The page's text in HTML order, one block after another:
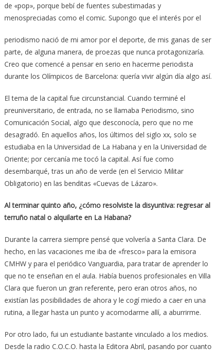
de «pop», porque bebí de fuentes subestimadas y
menospreciadas como el comic. Supongo que el interés por el
periodismo nació de mi amor por el deporte, de mis ganas de ser
parte, de alguna manera, de proezas que nunca protagonizaría.
Creo que comencé a pensar en serio en hacerme periodista
durante los Olímpicos de Barcelona: quería vivir algún día algo así.
El tema de la capital fue circunstancial. Cuando terminé el
preuniversitario, de entrada, no se llamaba Periodismo, sino
Comunicación Social, algo que desconocía, pero que no me
desagradó. En aquellos años, los últimos del siglo xx, solo se
estudiaba en la Universidad de La Habana y en la Universidad de
Oriente; por cercanía me tocó la capital. Así fue como
desembarqué, tras un año de verde (en el Servicio Militar
Obligatorio) en las benditas «Cuevas de Lázaro».
Al terminar quinto año, ¿cómo resolviste la disyuntiva: regresar al
terruño natal o alquilarte en La Habana?
Durante la carrera siempre pensé que volvería a Santa Clara. De
hecho, en las vacaciones me iba de «fresco» para la emisora
CMHW y para el periódico Vanguardia, para tratar de aprender lo
que no te enseñan en el aula. Había buenos profesionales en Villa
Clara que fueron un gran referente, pero eran otros años, no
existían las posibilidades de ahora y le cogí miedo a caer en una
rutina, a llegar hasta un punto y acomodarme allí, a aburrirme.
Por otro lado, fui un estudiante bastante vinculado a los medios.
Desde la radio C.O.C.O. hasta la Editora Abril, pasando por cuanto